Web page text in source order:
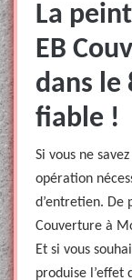
La
EB
dans le
fiable !
Si vous ne
opération
d’entretien. De
Couverture à
Et si vous
produise l’effet